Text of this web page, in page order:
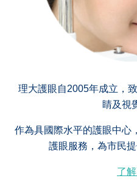
理大護眼自2005年成立，
睛及視
作為具國際水平的護眼中心
護眼服務，為市民
了